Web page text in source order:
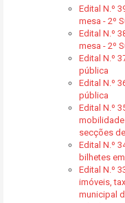
Edital N.º
mesa - 2º
Edital N.º
mesa - 2º
Edital N.º
pública
Edital N.º
pública
Edital N.º
mobilidade
secções
Edital N.º
bilhetes
Edital N.º
imóveis,
municipal